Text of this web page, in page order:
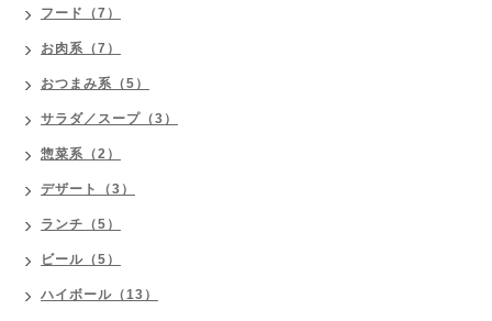
フード（7）
お肉系（7）
おつまみ系（5）
サラダ／スープ（3）
惣菜系（2）
デザート（3）
ランチ（5）
ビール（5）
ハイボール（13）